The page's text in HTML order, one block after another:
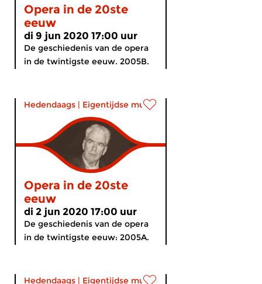
Opera in de 20ste
eeuw
di 9 jun 2020 17:00 uur
De geschiedenis van de opera
in de twintigste eeuw. 2005B.
Hedendaags | Eigentijdse muziek
Opera in de 20ste
eeuw
di 2 jun 2020 17:00 uur
De geschiedenis van de opera
in de twintigste eeuw: 2005A.
Hedendaags | Eigentijdse muziek